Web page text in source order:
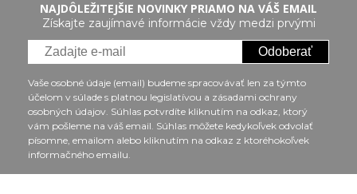
NAJDÔLEŽITEJŠIE NOVINKY PRIAMO NA VÁŠ EMAIL
Získajte zaujímavé informácie vždy medzi prvými
Odoberať
Vaše osobné údaje (email) budeme spracovávať len za týmto
účelom v súlade s platnou legislatívou a zásadami ochrany
osobných údajov. Súhlas potvrdíte kliknutím na odkaz, ktorý
vám pošleme na váš email. Súhlas môžete kedykoľvek odvolať
písomne, emailom alebo kliknutím na odkaz z ktoréhokoľvek
informačného emailu.